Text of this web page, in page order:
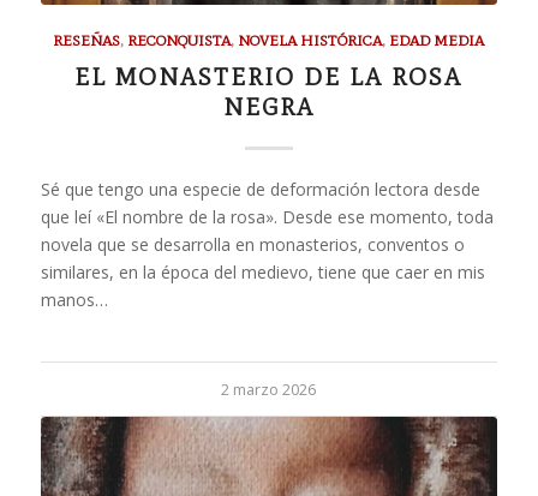
RESEÑAS, RECONQUISTA, NOVELA HISTÓRICA, EDAD MEDIA
EL MONASTERIO DE LA ROSA
NEGRA
Sé que tengo una especie de deformación lectora desde
que leí «El nombre de la rosa». Desde ese momento, toda
novela que se desarrolla en monasterios, conventos o
similares, en la época del medievo, tiene que caer en mis
manos…
2 marzo 2026